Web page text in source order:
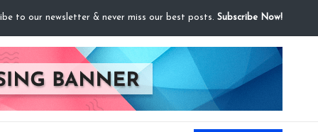
to our newsletter & never miss our best posts. Subscribe Now!